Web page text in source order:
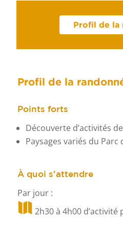
Profil de la
Profil de la
Points forts
Découverte d’activités
Paysages variés du
À quoi s'attendre
Par jour :
 2h30 à 4h00 d’activité